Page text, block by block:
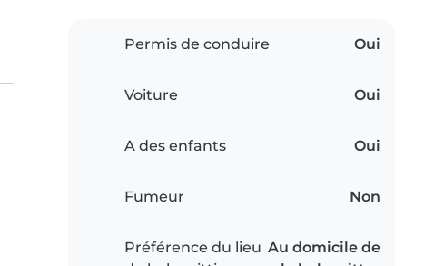
Permis de conduire Oui
Voiture Oui
A des enfants Oui
Fumeur Non
Préférence du lieu Au domicile de